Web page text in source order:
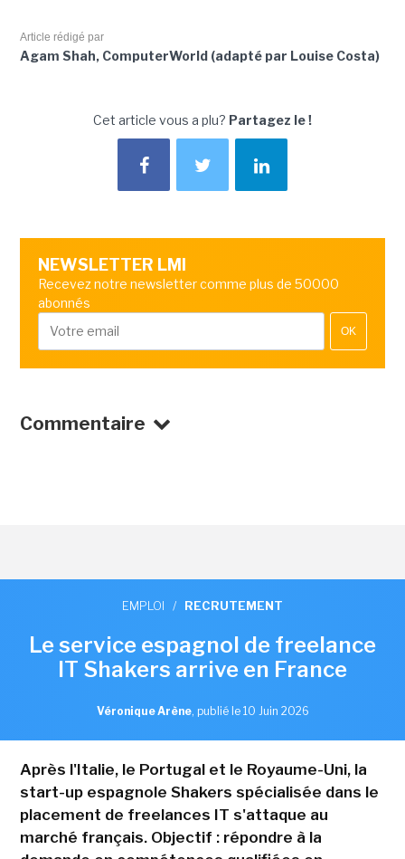
Article rédigé par
Agam Shah, ComputerWorld (adapté par Louise Costa)
Cet article vous a plu? Partagez le !
NEWSLETTER LMI
Recevez notre newsletter comme plus de 50000
abonnés
OK
Commentaire
EMPLOI / RECRUTEMENT
Le service espagnol de freelance
IT Shakers arrive en France
Véronique Arène, publié le 10 Juin 2026
Après l'Italie, le Portugal et le Royaume-Uni, la
start-up espagnole Shakers spécialisée dans le
placement de freelances IT s'attaque au
marché français. Objectif : répondre à la